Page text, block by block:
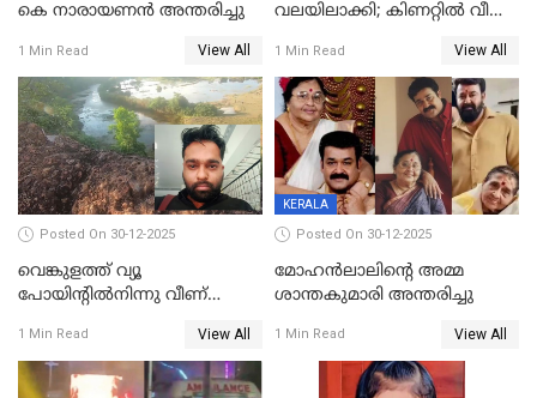
കെ നാരായണന്‍ അന്തരിച്ചു
1 Min Read View All
വലയിലാക്കി; കിണറ്റിൽ വീണ
1 Min Read View All
Posted On 30-12-2025
വെങ്കുളത്ത് വ്യൂ
പോയിന്റിൽനിന്നു വീണ്
1 Min Read View All
KERALA
Posted On 30-12-2025
മോഹന്‍ലാലിന്‍റെ അമ്മ
ശാന്തകുമാരി അന്തരിച്ചു
1 Min Read View All